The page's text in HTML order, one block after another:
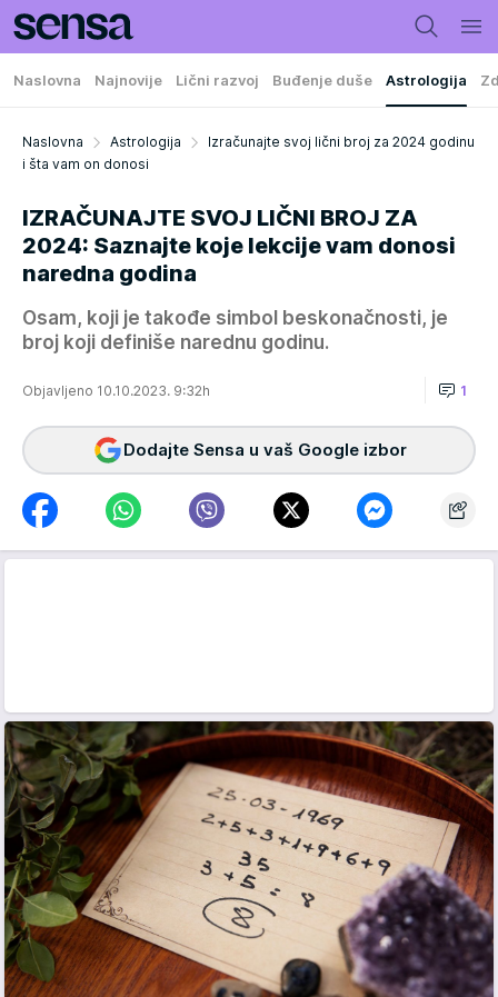
Naslovna Najnovije Lični razvoj Buđenje duše Astrologija
Naslovna Astrologija
Izračunajte svoj lični broj za 2024 godinu
i šta vam on donosi
IZRAČUNAJTE SVOJ LIČNI BROJ ZA
2024: Saznajte koje lekcije vam donosi
naredna godina
Osam, koji je takođe simbol beskonačnosti, je
broj koji definiše narednu godinu.
Objavljeno 10.10.2023. 9:32h 1
Dodajte Sensa u vaš Google izbor